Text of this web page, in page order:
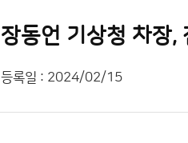
장동언 기상청 차장,
등록일 : 2024/02/15